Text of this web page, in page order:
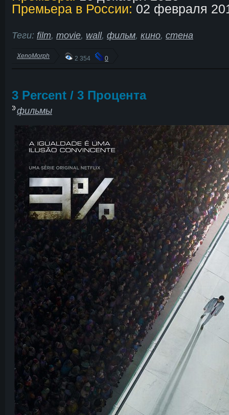
Премьера в России: 02 февраля
Теги: film, movie, wall, фильм, кино, стена
XenoMorph 2 354 0
3 Percent / 3 Процента
фильмы